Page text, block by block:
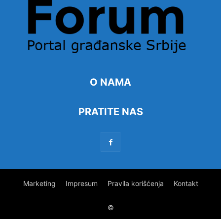
O NAMA
PRATITE NAS
Marketing Impresum Pravila korišćenja Kontakt
©